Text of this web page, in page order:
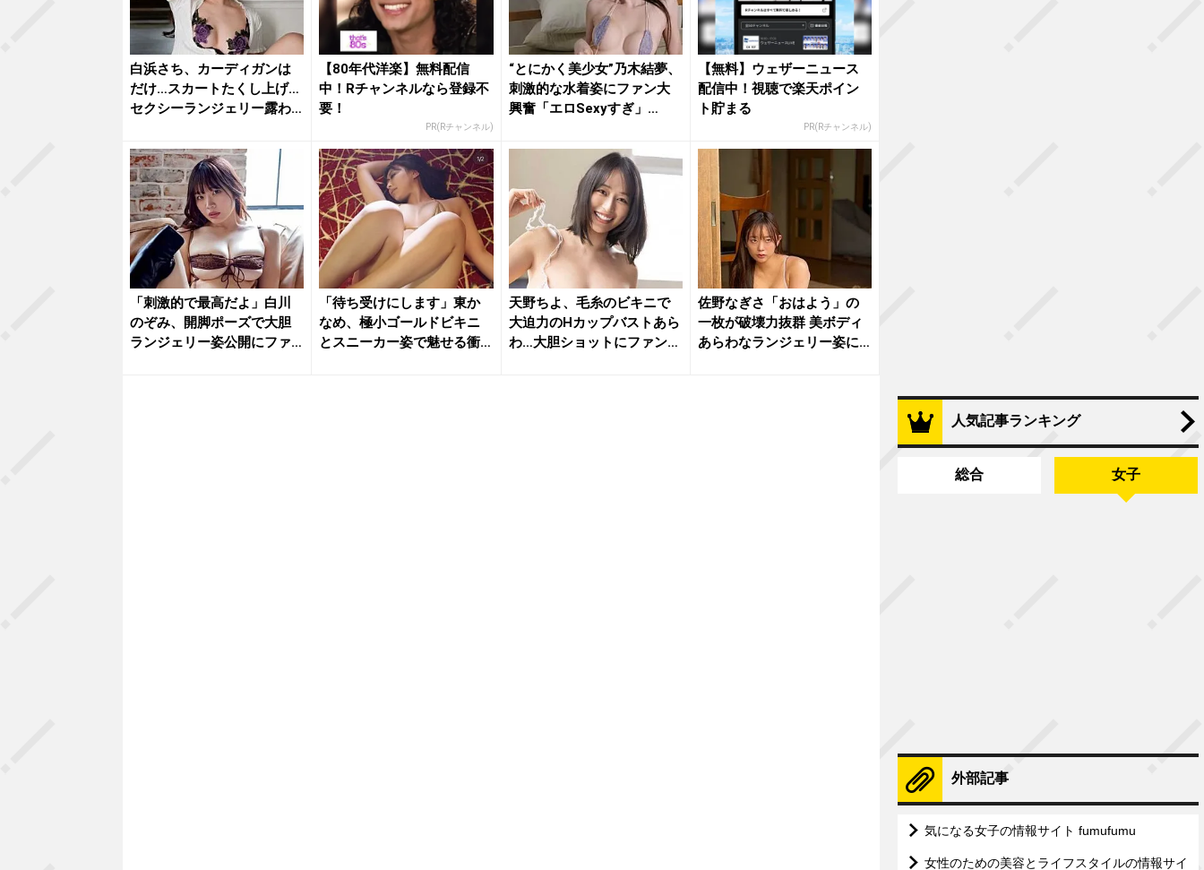
白浜さち、カーディガンは
だけ…スカートたくし上げ…
セクシーランジェリー露わ
【80年代洋楽】無料配信
中！Rチャンネルなら登録不
要！
PR(Rチャンネル)
“とにかく美少女”乃木結夢、
刺激的な水着姿にファン大
興奮「エロSexyすぎ」
【無料】ウェザーニュース
配信中！視聴で楽天ポイン
ト貯まる
PR(Rチャンネル)
「刺激的で最高だよ」白川
のぞみ、開脚ポーズで大胆
ランジェリー姿公開にファ
「待ち受けにします」東か
なめ、極小ゴールドビキニ
とスニーカー姿で魅せる衝
天野ちよ、毛糸のビキニで
大迫力のHカップバストあら
わ…大胆ショットにファン大
佐野なぎさ「おはよう」の
一枚が破壊力抜群 美ボディ
あらわなランジェリー姿に
人気記事ランキング
総合 女子
外部記事
気になる女子の情報サイト fumufumu
女性のための美容とライフスタイルの情報サイ